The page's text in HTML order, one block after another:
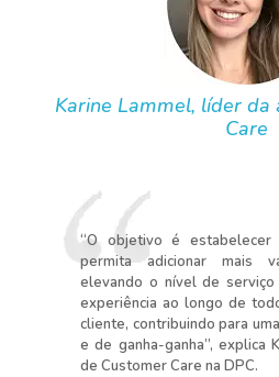
Karine Lammel, líder da
Care
“O objetivo é estabelecer
permita adicionar mais
elevando o nível de
experiência ao longo de
cliente, contribuindo para
e de ganha-ganha”, explica
de Customer Care na DPC.